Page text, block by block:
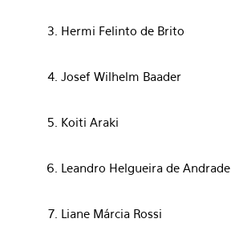
Hermi Felinto de Brito
Josef Wilhelm Baader
Koiti Araki
Leandro Helgueira de Andrade
Liane Márcia Rossi